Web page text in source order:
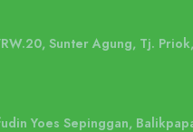
Sunter Agung, Tj.
Yoes Sepinggan,